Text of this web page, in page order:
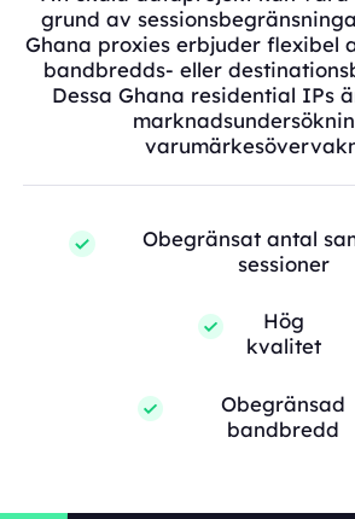
grund av
Ghana proxies erbjuder flexibel
bandbredds- eller
Dessa Ghana residential IPs
Obegränsat antal
sessioner
Hög
kvalitet
Obegränsad
bandbredd